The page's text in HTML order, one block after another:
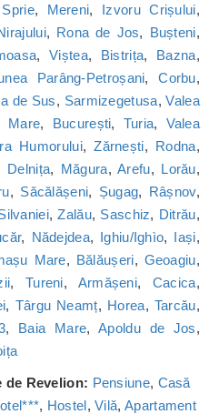
, Mereni, Izvoru Crișului,
, Rona de Jos, Bușteni,
,Viștea, Bistrița, Bazna,
Parâng-Petroșani,Corbu,
de Sus, Sarmizegetusa,Valea
Mare, București, Turia, Valea
Humorului,Zărnești, Rodna,
Delnița, Măgura,Arefu, Lorău,
, Săcălășeni, Șugag, Râșnov,
,Zalău, Saschiz, Ditrău,
, Nădejdea, Ighiu/Ighìo, Iași,
Mare, Bălăușeri, Geoagiu,
, Tureni, Armășeni, Cacica,
, Târgu Neamț, Horea, Tarcău,
, Baia Mare,Apoldu de Jos,
Revelion: Pensiune, Casă
, Hostel,Vilă, Apartament